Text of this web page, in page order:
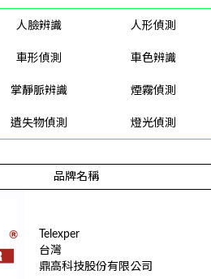
人臉辨識
人形偵測
車形偵測
車色辨識
掌靜脈辨識
煙霧偵測
遺失物偵測
燈光偵測
品牌名稱
Telexper
台灣
鼎高科技股份有限公司